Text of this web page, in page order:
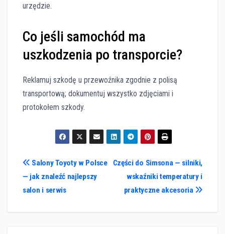
urzędzie.
Co jeśli samochód ma
uszkodzenia po transporcie?
Reklamuj szkodę u przewoźnika zgodnie z polisą
transportową; dokumentuj wszystko zdjęciami i
protokołem szkody.
Nawigacja
wpisu
Części do Simsona — silniki,
wskaźniki temperatury i
praktyczne akcesoria
Salony Toyoty w Polsce
— jak znaleźć najlepszy
salon i serwis